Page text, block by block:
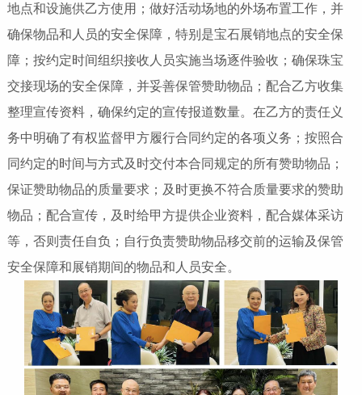
地点和设施供乙方使用；做好活动场地的外场布置工作，并
确保物品和人员的安全保障，特别是宝石展销地点的安全保
障；按约定时间组织接收人员实施当场逐件验收；确保珠宝
交接现场的安全保障，并妥善保管赞助物品；配合乙方收集
整理宣传资料，确保约定的宣传报道数量。在乙方的责任义
务中明确了有权监督甲方履行合同约定的各项义务；按照合
同约定的时间与方式及时交付本合同规定的所有赞助物品；
保证赞助物品的质量要求；及时更换不符合质量要求的赞助
物品；配合宣传，及时给甲方提供企业资料，配合媒体采访
等，否则责任自负；自行负责赞助物品移交前的运输及保管
安全保障和展销期间的物品和人员安全。